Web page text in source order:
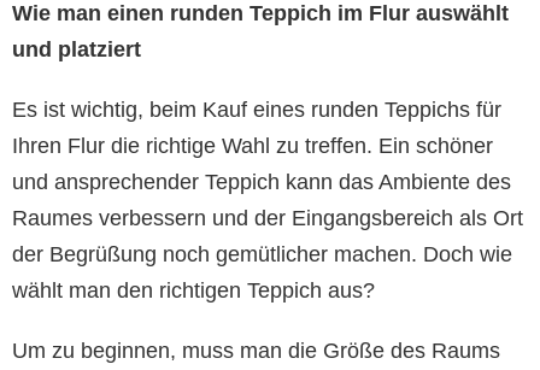
Wie man einen runden Teppich im Flur auswählt
und platziert
Es ist wichtig, beim Kauf eines runden Teppichs für
Ihren Flur die richtige Wahl zu treffen. Ein schöner
und ansprechender Teppich kann das Ambiente des
Raumes verbessern und der Eingangsbereich als Ort
der Begrüßung noch gemütlicher machen. Doch wie
wählt man den richtigen Teppich aus?
Um zu beginnen, muss man die Größe des Raums